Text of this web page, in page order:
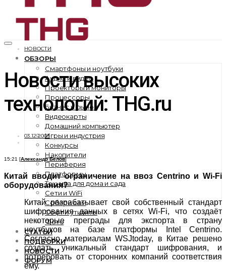
ОБЗОРЫ
Смартфоны и ноутбуки
Аудио и видео
Проекторы и мониторы
Процессоры
Бизнес и рынок
Видеокарты
Домашний компьютер
Игры и индустрия
Конкурсы
Накопители
Периферия
Платформы
Техника для дома и сада
Сети и WiFi
Собери сам
Софт и утилиты
Фото
СТАТЬИ
ПОДБОРКИ
НОВОСТИ
ФОРУМ
НОВОСТИ
Новости высоких
технологий: THG.ru
03.12.2003
15:21 [Александр Белов]
Китай вводит ограничение на ввоз Centrino и Wi-Fi
оборудования?
Китай разрабатывает свой собственный стандарт
шифрования данных в сетях Wi-Fi, что создаёт
некоторые преграды для экспорта в страну
ноутбуков на базе платформы Intel Centrino.
Согласно материалам WSJtoday, в Китае решено
создать уникальный стандарт шифрования, и
потребовать от сторонних компаний соответствия
ему.